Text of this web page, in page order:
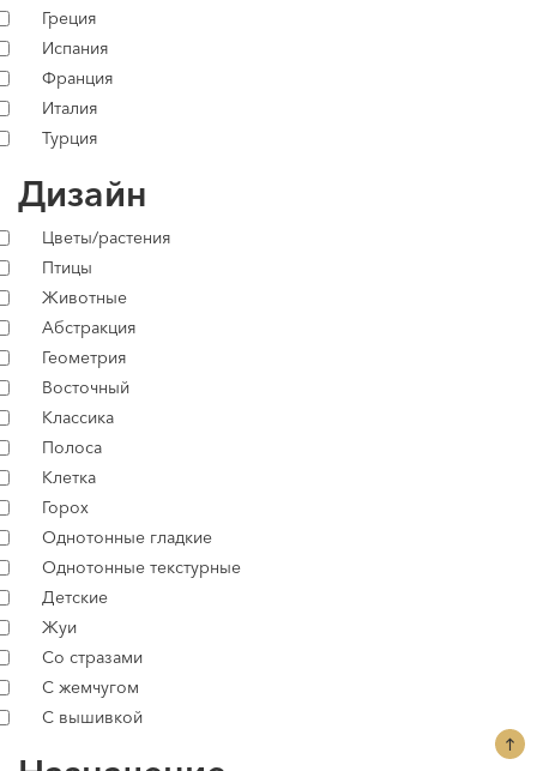
Греция
Испания
Франция
Италия
Турция
Дизайн
Цветы/растения
Птицы
Животные
Абстракция
Геометрия
Восточный
Классика
Полоса
Клетка
Горох
Однотонные гладкие
Однотонные текстурные
Детские
Жуи
Со стразами
С жемчугом
С вышивкой